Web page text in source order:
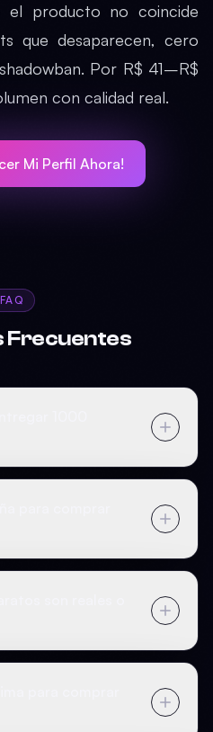
el producto no coincide
que desaparecen, cero
Por R$ 41–R$
con calidad real.
Mi Perfil Ahora!
FAQ
Frecuentes